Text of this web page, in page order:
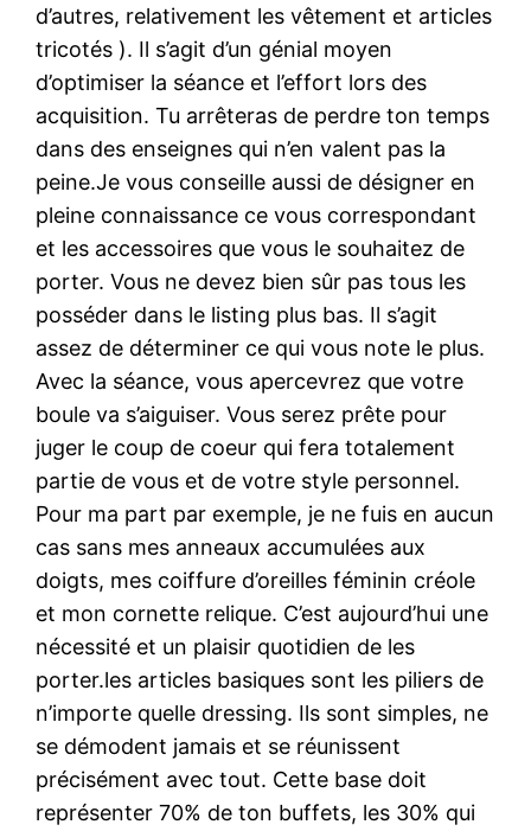
d’autres, relativement les vêtement et articles
tricotés ). Il s’agit d’un génial moyen
d’optimiser la séance et l’effort lors des
acquisition. Tu arrêteras de perdre ton temps
dans des enseignes qui n’en valent pas la
peine.Je vous conseille aussi de désigner en
pleine connaissance ce vous correspondant
et les accessoires que vous le souhaitez de
porter. Vous ne devez bien sûr pas tous les
posséder dans le listing plus bas. Il s’agit
assez de déterminer ce qui vous note le plus.
Avec la séance, vous apercevrez que votre
boule va s’aiguiser. Vous serez prête pour
juger le coup de coeur qui fera totalement
partie de vous et de votre style personnel.
Pour ma part par exemple, je ne fuis en aucun
cas sans mes anneaux accumulées aux
doigts, mes coiffure d’oreilles féminin créole
et mon cornette relique. C’est aujourd’hui une
nécessité et un plaisir quotidien de les
porter.les articles basiques sont les piliers de
n’importe quelle dressing. Ils sont simples, ne
se démodent jamais et se réunissent
précisément avec tout. Cette base doit
représenter 70% de ton buffets, les 30% qui